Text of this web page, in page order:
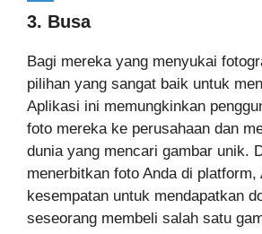
3. Busa
Bagi mereka yang menyukai
pilihan yang sangat baik untuk
Aplikasi ini memungkinkan
foto mereka ke perusahaan dan
dunia yang mencari gambar unik.
menerbitkan foto Anda di platform,
kesempatan untuk mendapatkan
seseorang membeli salah satu